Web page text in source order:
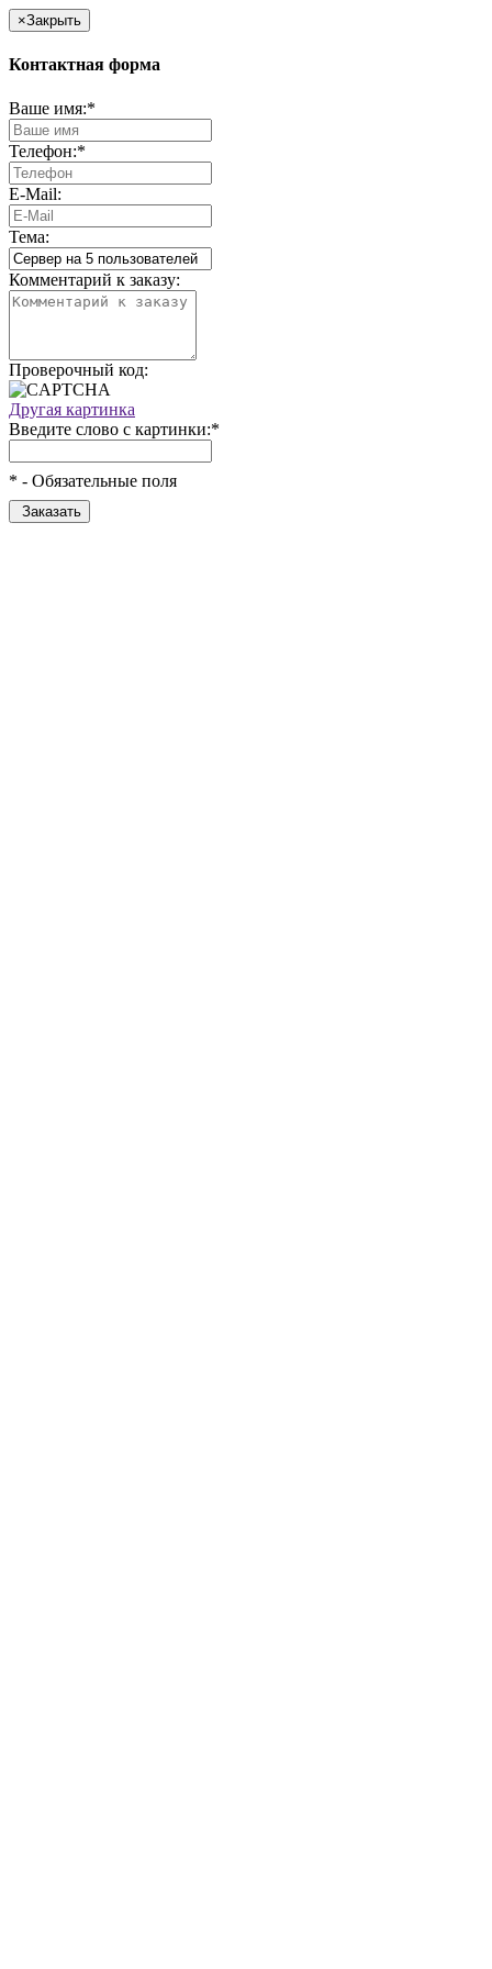
×Закрыть
Контактная форма
Ваше имя:*
Телефон:*
E-Mail:
Тема:
Комментарий к заказу:
Проверочный код:
Другая картинка
Введите слово с картинки:*
* - Обязательные поля